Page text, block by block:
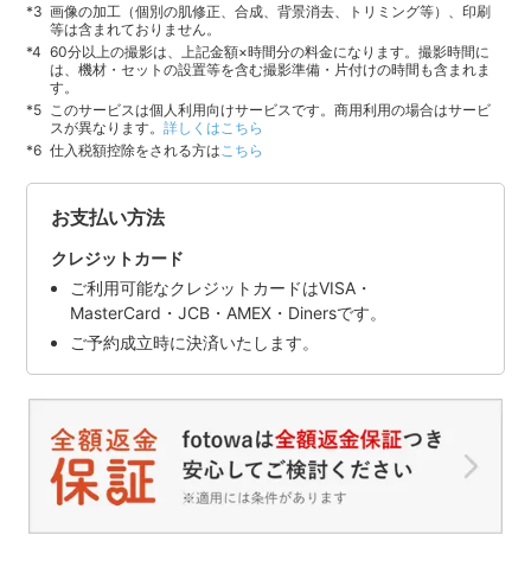
画像の加工（個別の肌修正、合成、背景消去、トリミング等）、印刷
等は含まれておりません。
60分以上の撮影は、上記金額×時間分の料金になります。撮影時間に
は、機材・セットの設置等を含む撮影準備・片付けの時間も含まれま
す。
このサービスは個人利用向けサービスです。商用利用の場合はサービ
スが異なります。詳しくはこちら
仕入税額控除をされる方はこちら
お支払い方法
クレジットカード
ご利用可能なクレジットカードはVISA・
MasterCard・JCB・AMEX・Dinersです。
ご予約成立時に決済いたします。